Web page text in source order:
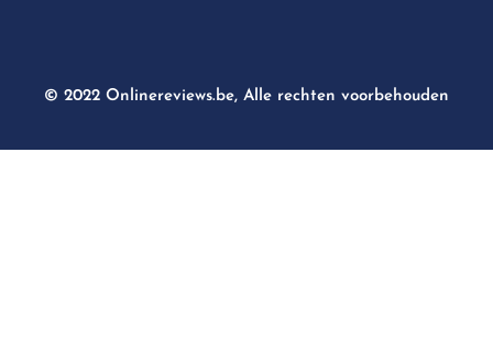
© 2022 Onlinereviews.be, Alle rechten voorbehouden